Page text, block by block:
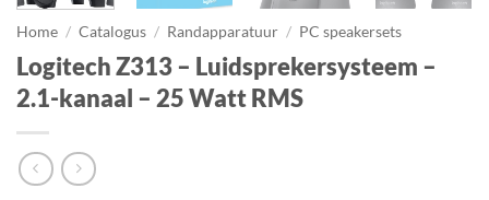
Home / Catalogus / Randapparatuur / PC speakersets
Logitech Z313 – Luidsprekersysteem –
2.1-kanaal – 25 Watt RMS